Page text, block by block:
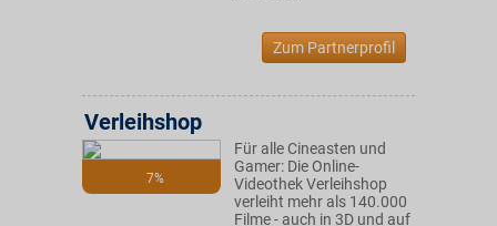
Zum Partnerprofil
7%
Verleihshop
Für alle Cineasten und
Gamer: Die Online-
Videothek Verleihshop
verleiht mehr als 140.000
Filme - auch in 3D und auf